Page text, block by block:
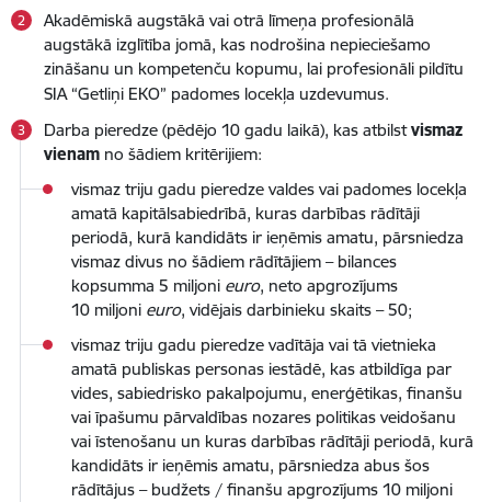
Akadēmiskā augstākā vai otrā līmeņa profesionālā
augstākā izglītība jomā, kas nodrošina nepieciešamo
zināšanu un kompetenču kopumu, lai profesionāli pildītu
SIA “Getliņi EKO” padomes locekļa uzdevumus.
Darba pieredze (pēdējo 10 gadu laikā), kas atbilstvismaz
vienam no šādiem kritērijiem:
vismaz triju gadu pieredze valdes vai padomes locekļa
amatā kapitālsabiedrībā, kuras darbības rādītāji
periodā, kurā kandidāts ir ieņēmis amatu, pārsniedza
vismaz divus no šādiem rādītājiem – bilances
kopsumma 5 miljoni euro, neto apgrozījums
10 miljoni euro, vidējais darbinieku skaits – 50;
vismaz triju gadu pieredze vadītāja vai tā vietnieka
amatā publiskas personas iestādē, kas atbildīga par
vides, sabiedrisko pakalpojumu, enerģētikas, finanšu
vai īpašumu pārvaldības nozares politikas veidošanu
vai īstenošanu un kuras darbības rādītāji periodā, kurā
kandidāts ir ieņēmis amatu, pārsniedza abus šos
rādītājus – budžets / finanšu apgrozījums 10 miljoni